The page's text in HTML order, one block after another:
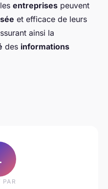
entreprises peuvent
et efficace de leurs
ainsi la
des informations
PAR